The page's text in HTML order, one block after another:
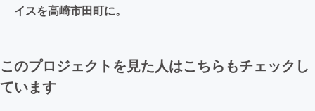
イスを高崎市田町に。
このプロジェクトを見た人はこちらもチェックし
ています